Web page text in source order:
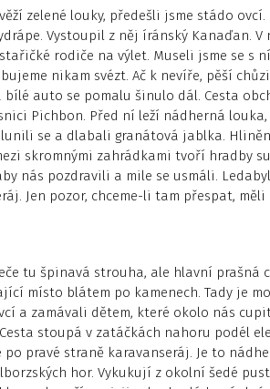
zelené louky, předešli jsme stádo
Vystoupil z něj íránský Kanaďan. V
rodiče na výlet. Museli jsme se s
nikam svézt. Ač k nevíře, pěší
bílé auto se pomalu šinulo dál. Cesta
Pichbon. Před ní leží nádherná louka,
se a dlabali granátová jablka.
skromnými zahrádkami tvoří hradby
nás pozdravili a mile se usmáli.
Jen pozor, chceme-li tam přespat,
tu špinavá strouha, ale hlavní prašná
místo blátem po kamenech. Tady je
a zamávali dětem, které okolo nás
stoupá v zatáčkách nahoru podél
po pravé straně karavanseráj. Je to
hor. Vykukují z okolní šedé